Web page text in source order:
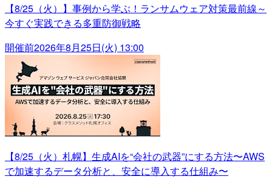
【8/25（火）】事例から学ぶ！ランサムウェア対策最前線～
今すぐ実践できる多重防御戦略
開催前2026年8月25日(火) 13:00
【8/25（火）札幌】生成AIを“会社の武器”にする方法〜AWS
で加速するデータ分析と、安全に導入する仕組み〜